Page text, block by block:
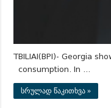
TBILIAI(BPI)- Georgia
consumption. In …
სრულად წაკითხვა »